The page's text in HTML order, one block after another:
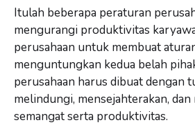
Itulah beberapa peraturan
mengurangi produktivitas
perusahaan untuk membuat
menguntungkan kedua belah
perusahaan harus dibuat dengan
melindungi, mensejahterakan,
semangat serta produktivitas.